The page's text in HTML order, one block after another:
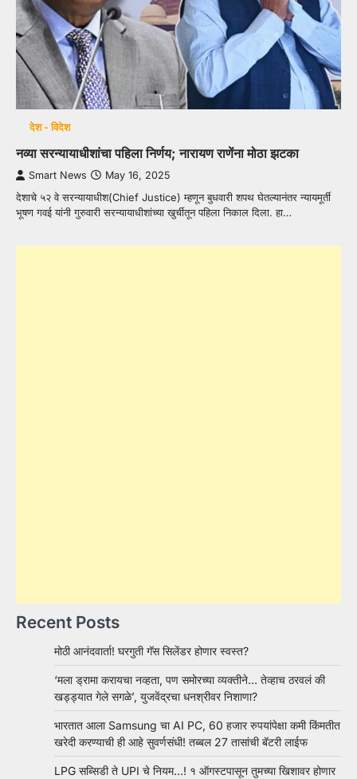
देश - विदेश
नव्या सरन्यायाधीशांचा पहिला निर्णय; नारायण राणेंना मोठा झटका
Smart News May 16, 2025
देशाचे ५२ वे सरन्यायाधीश(Chief Justice) म्हणून बुधवारी शपथ घेतल्यानंतर न्यायमूर्ती
भूषण गवई यांनी गुरुवारी सरन्यायाधीशांच्या खुर्चीतून पहिला निकाल दिला. हा…
Recent Posts
मोठी आनंदवार्ता! घरगुती गॅस सिलेंडर होणार स्वस्त?
‘मला ड्रामा करायचा नव्हता, पण समोरच्या व्यक्तीने… तेव्हाच ठरवलं की
खड्ड्यात गेले सगळे’, युजवेंद्रचा धनश्रीवर निशाणा?
भारतात आला Samsung चा AI PC, 60 हजार रुपयांपेक्षा कमी किंमतीत
खरेदी करण्याची ही आहे सुवर्णसंधी! तब्बल 27 तासांची बॅटरी लाईफ
LPG सब्सिडी ते UPI चे नियम…! १ ऑगस्टपासून तुमच्या खिशावर होणार